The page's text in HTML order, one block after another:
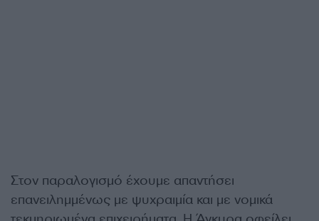
Στον παραλογισμό έχουμε απαντήσει
επανειλημμένως με ψυχραιμία και με νομικά